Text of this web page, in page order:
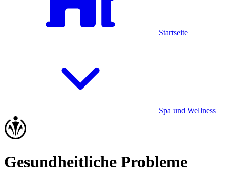
Startseite
Spa und Wellness
Gesundheitliche Probleme